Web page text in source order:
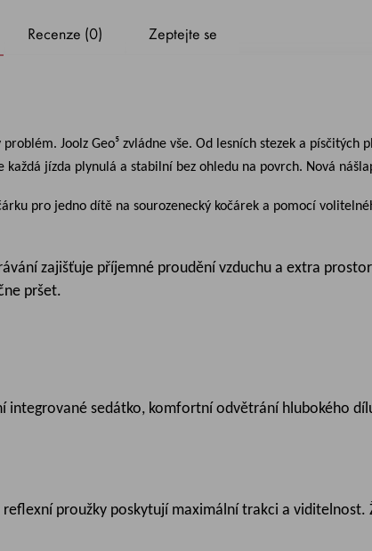
Recenze (0) Zeptejte se
Joolz Geo⁵ zvládne vše. Od lesních stezek a písčitých
jízda plynulá a stabilní bez ohledu na povrch. Nová
pro jedno dítě na sourozenecký kočárek a pomocí
zajišťuje příjemné proudění vzduchu a extra
pršet.
sedátko, komfortní odvětrání hlubokého
proužky poskytují maximální trakci a